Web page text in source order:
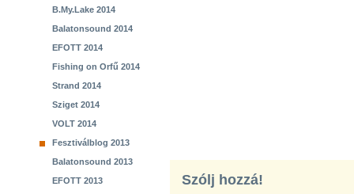
B.My.Lake 2014
Balatonsound 2014
EFOTT 2014
Fishing on Orfű 2014
Strand 2014
Sziget 2014
VOLT 2014
Fesztiválblog 2013
Balatonsound 2013
EFOTT 2013
Szólj hozzá!